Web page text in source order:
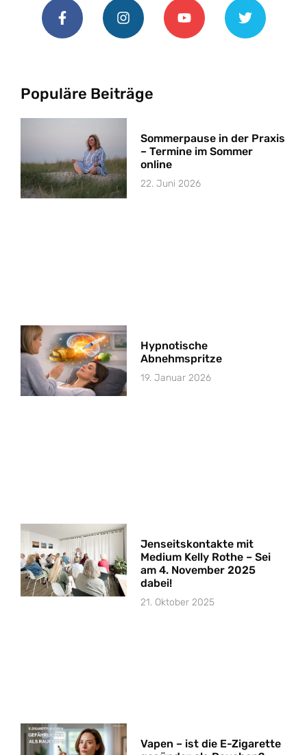
Populäre Beiträge
Sommerpause in der Praxis
– Termine im Sommer
online
22. Juni 2026
Hypnotische
Abnehmspritze
19. Januar 2026
Jenseitskontakte mit
Medium Kelly Rothe – Sei
am 4. November 2025
dabei!
21. Oktober 2025
Vapen – ist die E-Zigarette